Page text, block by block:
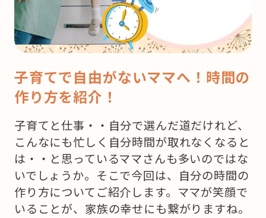
子育てで自由がないママへ！時間の
作り方を紹介！
子育てと仕事・・自分で選んだ道だけれど、
こんなにも忙しく自分時間が取れなくなると
は・・と思っているママさんも多いのではな
いでしょうか。そこで今回は、自分の時間の
作り方についてご紹介します。ママが笑顔で
いることが、家族の幸せにも繋がりますね。